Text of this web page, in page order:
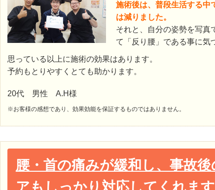
施術後は、普段生活する中
は減りました。
それと、自分の姿勢を写真
て「反り腰」である事に気
思っている以上に施術の効果はあります。
予約もとりやすくとても助かります。
20代 男性 A.H様
※お客様の感想であり、効果効能を保証するものではありません。
腰・首の痛みが緩和し、事故
アもしっかり対応してくれます